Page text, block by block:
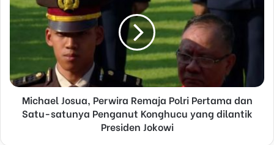
Michael Josua, Perwira Remaja Polri Pertama dan
Satu-satunya Penganut Konghucu yang dilantik
Presiden Jokowi